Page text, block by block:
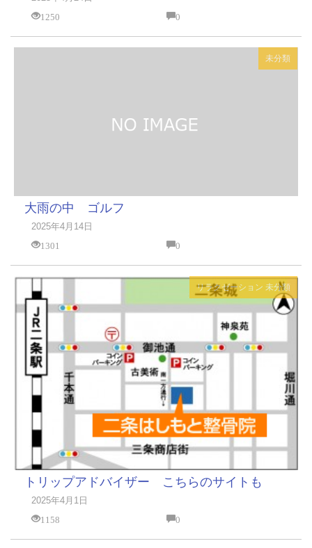
1250
0
未分類
大雨の中 ゴルフ
2025年4月14日
1301
0
リラクゼーション 未分類
トリップアドバイザー こちらのサイトも
2025年4月1日
1158
0